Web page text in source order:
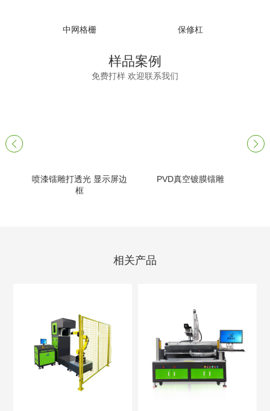
中网格栅 保修杠
样品案例
免费打样 欢迎联系我们
喷漆镭雕打透光 显示屏边
框
PVD真空镀膜镭雕
相关产品